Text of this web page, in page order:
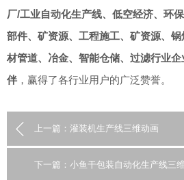
厂/工业自动化生产线、低空经济、环
部件、矿资源、工程施工、矿资源、
材管道、冶金、智能仓储、过滤行业
伴 ，赢得了各行业用户的广泛赞誉。
上一篇：灌装机生产线三维动画